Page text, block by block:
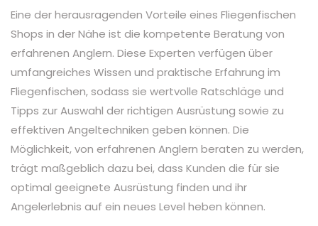
Eine der herausragenden Vorteile eines Fliegenfischen
Shops in der Nähe ist die kompetente Beratung von
erfahrenen Anglern. Diese Experten verfügen über
umfangreiches Wissen und praktische Erfahrung im
Fliegenfischen, sodass sie wertvolle Ratschläge und
Tipps zur Auswahl der richtigen Ausrüstung sowie zu
effektiven Angeltechniken geben können. Die
Möglichkeit, von erfahrenen Anglern beraten zu werden,
trägt maßgeblich dazu bei, dass Kunden die für sie
optimal geeignete Ausrüstung finden und ihr
Angelerlebnis auf ein neues Level heben können.